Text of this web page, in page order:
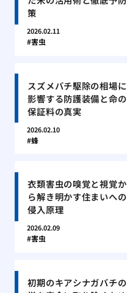
策
2026.02.11
害虫
スズメバチ駆除の相場に
影響する防護装備と命の
保証料の真実
2026.02.10
蜂
衣類害虫の嗅覚と視覚か
ら解き明かす住まいへの
侵入原理
2026.02.09
害虫
初期のキアシナガバチの